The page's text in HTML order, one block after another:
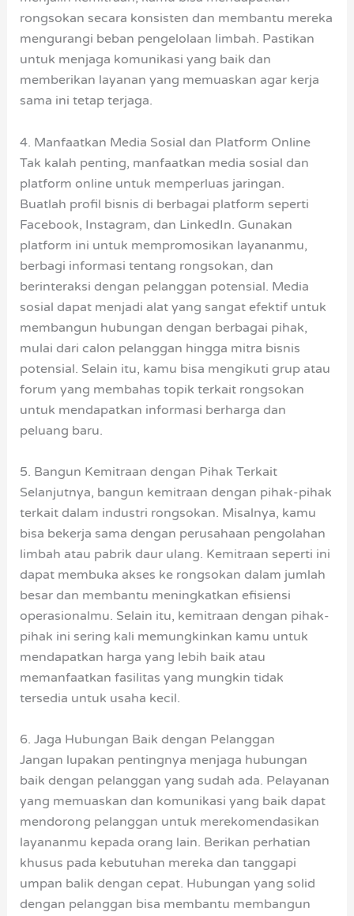
rongsokan secara konsisten dan membantu mereka
mengurangi beban pengelolaan limbah. Pastikan
untuk menjaga komunikasi yang baik dan
memberikan layanan yang memuaskan agar kerja
sama ini tetap terjaga.
4. Manfaatkan Media Sosial dan Platform Online
Tak kalah penting, manfaatkan media sosial dan
platform online untuk memperluas jaringan.
Buatlah profil bisnis di berbagai platform seperti
Facebook, Instagram, dan LinkedIn. Gunakan
platform ini untuk mempromosikan layananmu,
berbagi informasi tentang rongsokan, dan
berinteraksi dengan pelanggan potensial. Media
sosial dapat menjadi alat yang sangat efektif untuk
membangun hubungan dengan berbagai pihak,
mulai dari calon pelanggan hingga mitra bisnis
potensial. Selain itu, kamu bisa mengikuti grup atau
forum yang membahas topik terkait rongsokan
untuk mendapatkan informasi berharga dan
peluang baru.
5. Bangun Kemitraan dengan Pihak Terkait
Selanjutnya, bangun kemitraan dengan pihak-pihak
terkait dalam industri rongsokan. Misalnya, kamu
bisa bekerja sama dengan perusahaan pengolahan
limbah atau pabrik daur ulang. Kemitraan seperti ini
dapat membuka akses ke rongsokan dalam jumlah
besar dan membantu meningkatkan efisiensi
operasionalmu. Selain itu, kemitraan dengan pihak-
pihak ini sering kali memungkinkan kamu untuk
mendapatkan harga yang lebih baik atau
memanfaatkan fasilitas yang mungkin tidak
tersedia untuk usaha kecil.
6. Jaga Hubungan Baik dengan Pelanggan
Jangan lupakan pentingnya menjaga hubungan
baik dengan pelanggan yang sudah ada. Pelayanan
yang memuaskan dan komunikasi yang baik dapat
mendorong pelanggan untuk merekomendasikan
layananmu kepada orang lain. Berikan perhatian
khusus pada kebutuhan mereka dan tanggapi
umpan balik dengan cepat. Hubungan yang solid
dengan pelanggan bisa membantu membangun